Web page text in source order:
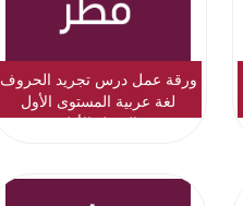
ورقة عمل درس تجريد الحروف
لغة عربية المستوى الأول